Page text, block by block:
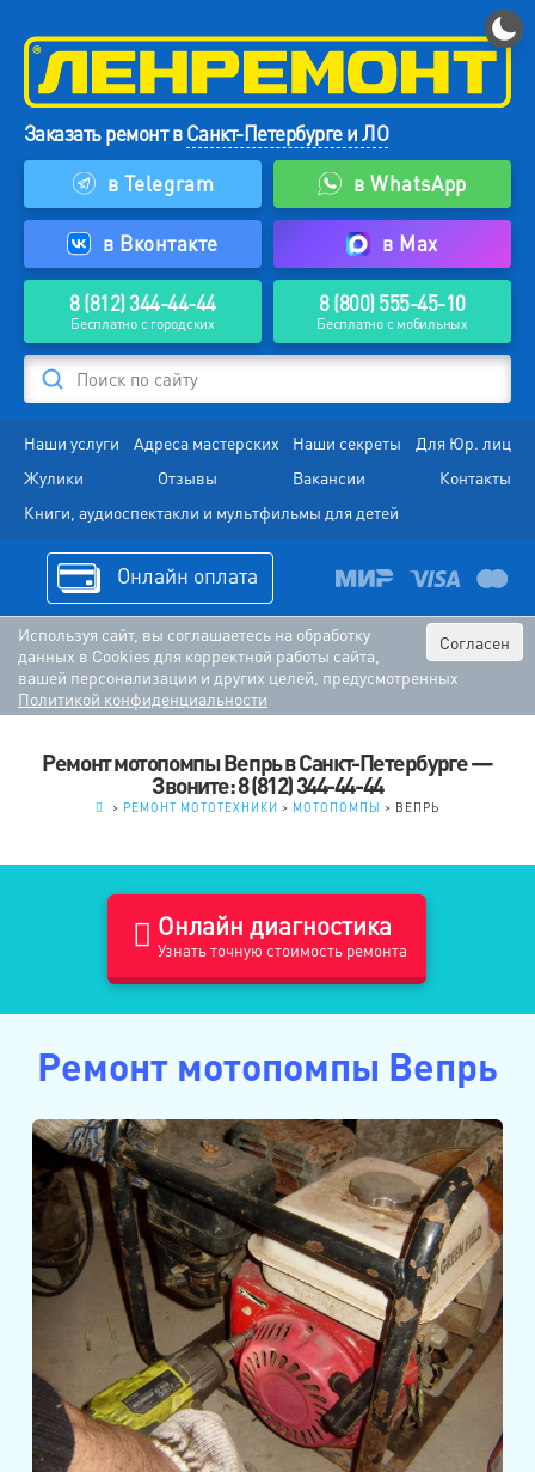
Заказать ремонт вСанкт-Петербурге и ЛО
в Telegram
в WhatsApp
в Вконтакте в Max
8 (812) 344-44-44
Бесплатно с городских
8 (800) 555-45-10
Бесплатно с мобильных
Поиск по сайту
Наши услуги Адреса мастерских Наши секреты
Для Юр. лиц
Жулики
Отзывы Вакансии
Контакты
Книги, аудиоспектакли и мультфильмы для детей
Онлайн оплата
Согласен
Используя сайт, вы соглашаетесь на обработку
данных в Cookies для корректной работы сайта,
вашей персонализации и других целей, предусмотренных
Политикой конфиденциальности
Ремонт мотопомпы Вепрь в Санкт-Петербурге —
Звоните: 8 (812) 344-44-44
> РЕМОНТ МОТОТЕХНИКИ > МОТОПОМПЫ > ВЕПРЬ
Онлайн диагностика
Узнать точную стоимость ремонта
Ремонт мотопомпы Вепрь